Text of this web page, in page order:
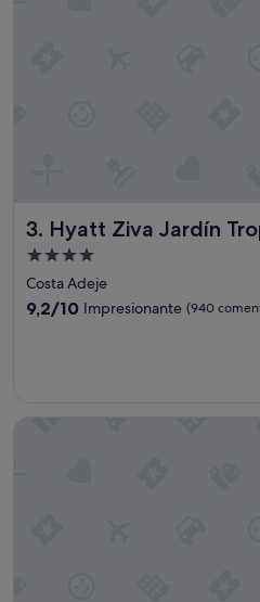
3. Hyatt Ziva Jardín
Hyatt Ziva Jardín Tropical
Alojamiento
de
4.0 estrellas
Costa Adeje
9.2
9,2/10 Impresionante (940